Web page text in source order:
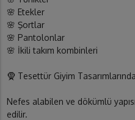
🌸 Etekler
🌸 Şortlar
🌸 Pantolonlar
🌸 İkili takım kombinleri
🧕 Tesettür Giyim Tasarımlarında
Nefes alabilen ve dökümlü
edilir.